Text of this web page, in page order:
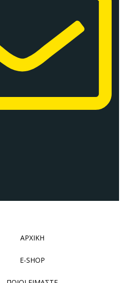
ΑΡΧΙΚΗ
E-SHOP